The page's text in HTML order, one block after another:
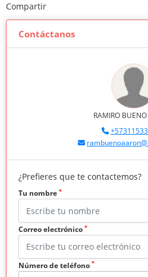
Compartir
Contáctanos
RAMIRO
¿Prefieres que te contactemos?
Tu nombre *
Correo electrónico *
Número de teléfono *